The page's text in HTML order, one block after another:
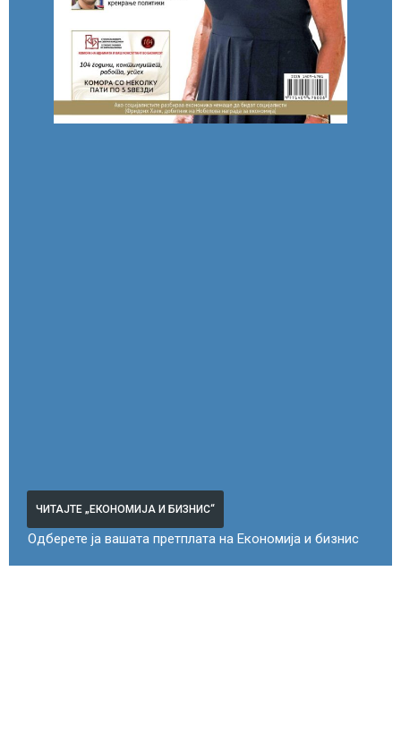
ЧИТАЈТЕ „ЕКОНОМИЈА И БИЗНИС“
Одберете ја вашата претплата на Економија и бизнис